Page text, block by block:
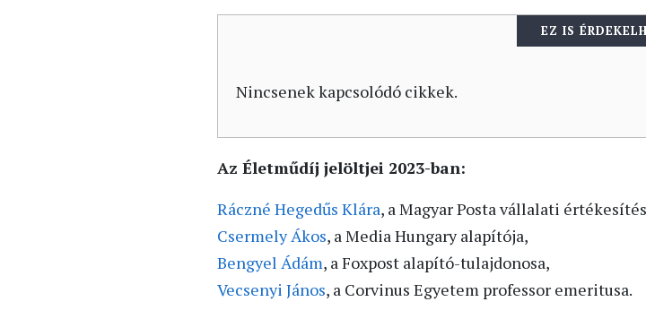
EZ IS
Nincsenek kapcsolódó cikkek.
Az Életműdíj jelöltjei 2023-ban:
Ráczné Hegedűs Klára, a Magyar Posta vállalati
Csermely Ákos, a Media Hungary alapítója,
Bengyel Ádám, a Foxpost alapító-tulajdonosa,
Vecsenyi János, a Corvinus Egyetem professor emeritusa.